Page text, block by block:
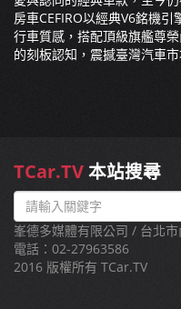
房車CEFIRO以經典V6銘機
行車質感，搭配頂級旗艦尊
的刻板認知，震撼臺灣汽車
TCar.TV本站搜尋
峯德多媒體有限公司 / 台北
電話：02-27963586
2016 版權所有 TCar.TV